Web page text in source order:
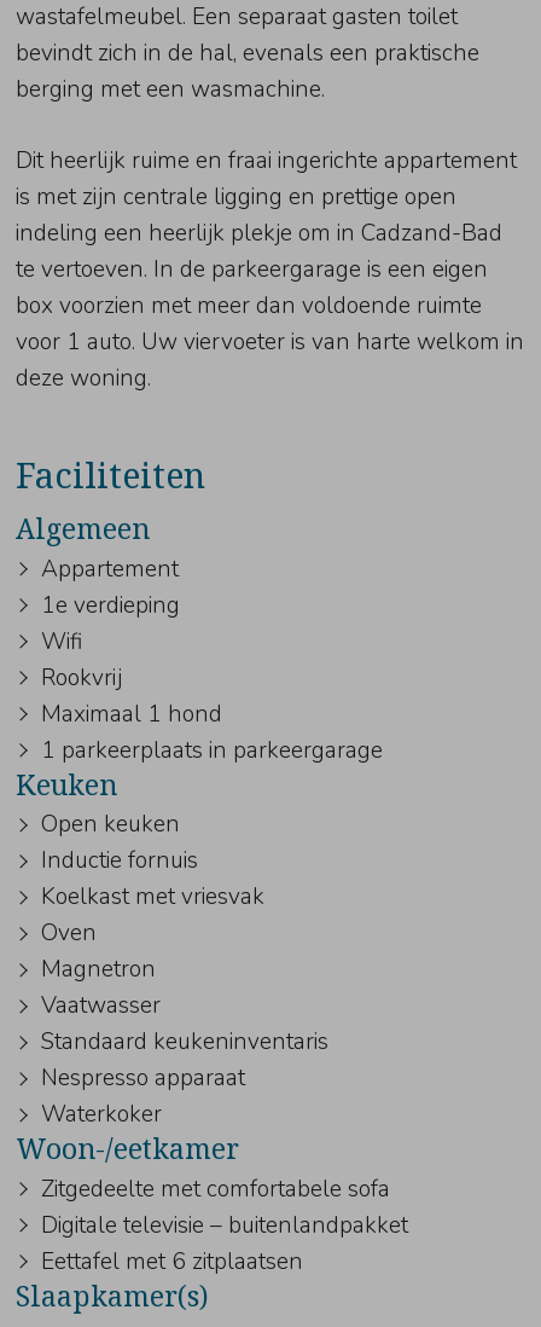
wastafelmeubel. Een separaat gasten toilet
bevindt zich in de hal, evenals een praktische
berging met een wasmachine.
Dit heerlijk ruime en fraai ingerichte appartement
is met zijn centrale ligging en prettige open
indeling een heerlijk plekje om in Cadzand-Bad
te vertoeven. In de parkeergarage is een eigen
box voorzien met meer dan voldoende ruimte
voor 1 auto. Uw viervoeter is van harte welkom in
deze woning.
Faciliteiten
Algemeen
Appartement
1e verdieping
Wifi
Rookvrij
Maximaal 1 hond
1 parkeerplaats in parkeergarage
Keuken
Open keuken
Inductie fornuis
Koelkast met vriesvak
Oven
Magnetron
Vaatwasser
Standaard keukeninventaris
Nespresso apparaat
Waterkoker
Woon-/eetkamer
Zitgedeelte met comfortabele sofa
Digitale televisie – buitenlandpakket
Eettafel met 6 zitplaatsen
Slaapkamer(s)